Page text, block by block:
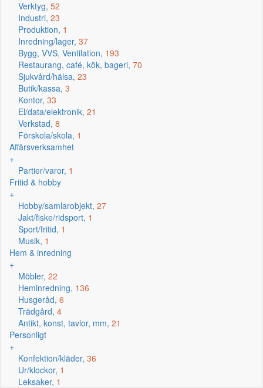
Verktyg, 52
Industri, 23
Produktion, 1
Inredning/lager, 37
Bygg, VVS, Ventilation, 193
Restaurang, café, kök, bageri, 70
Sjukvård/hälsa, 23
Butik/kassa, 3
Kontor, 33
El/data/elektronik, 21
Verkstad, 8
Förskola/skola, 1
Affärsverksamhet
+
Partier/varor, 1
Fritid & hobby
+
Hobby/samlarobjekt, 27
Jakt/fiske/ridsport, 1
Sport/fritid, 1
Musik, 1
Hem & inredning
+
Möbler, 22
Heminredning, 136
Husgeråd, 6
Trädgård, 4
Antikt, konst, tavlor, mm, 21
Personligt
+
Konfektion/kläder, 36
Ur/klockor, 1
Leksaker, 1